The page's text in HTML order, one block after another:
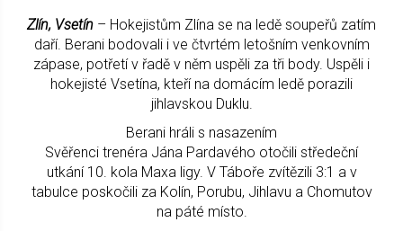
Zlín, Vsetín – Hokejistům Zlína se na ledě soupeřů zatím
daří. Berani bodovali i ve čtvrtém letošním venkovním
zápase, potřetí v řadě v něm uspěli za tři body. Uspěli i
hokejisté Vsetína, kteří na domácím ledě porazili
jihlavskou Duklu.
Berani hráli s nasazením
Svěřenci trenéra Jána Pardavého otočili středeční
utkání 10. kola Maxa ligy. V Táboře zvítězili 3:1 a v
tabulce poskočili za Kolín, Porubu, Jihlavu a Chomutov
na páté místo.